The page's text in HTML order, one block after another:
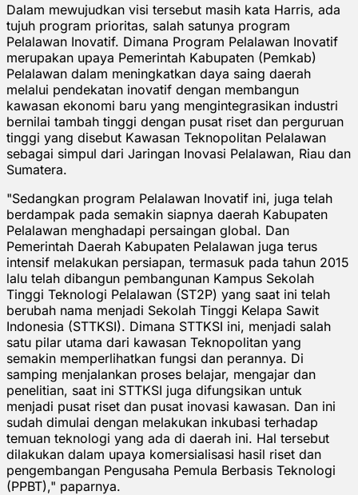
Dalam mewujudkan visi tersebut masih kata Harris, ada
tujuh program prioritas, salah satunya program
Pelalawan Inovatif. Dimana Program Pelalawan Inovatif
merupakan upaya Pemerintah Kabupaten (Pemkab)
Pelalawan dalam meningkatkan daya saing daerah
melalui pendekatan inovatif dengan membangun
kawasan ekonomi baru yang mengintegrasikan industri
bernilai tambah tinggi dengan pusat riset dan perguruan
tinggi yang disebut Kawasan Teknopolitan Pelalawan
sebagai simpul dari Jaringan Inovasi Pelalawan, Riau dan
Sumatera.
"Sedangkan program Pelalawan Inovatif ini, juga telah
berdampak pada semakin siapnya daerah Kabupaten
Pelalawan menghadapi persaingan global. Dan
Pemerintah Daerah Kabupaten Pelalawan juga terus
intensif melakukan persiapan, termasuk pada tahun 2015
lalu telah dibangun pembangunan Kampus Sekolah
Tinggi Teknologi Pelalawan (ST2P) yang saat ini telah
berubah nama menjadi Sekolah Tinggi Kelapa Sawit
Indonesia (STTKSI). Dimana STTKSI ini, menjadi salah
satu pilar utama dari kawasan Teknopolitan yang
semakin memperlihatkan fungsi dan perannya. Di
samping menjalankan proses belajar, mengajar dan
penelitian, saat ini STTKSI juga difungsikan untuk
menjadi pusat riset dan pusat inovasi kawasan. Dan ini
sudah dimulai dengan melakukan inkubasi terhadap
temuan teknologi yang ada di daerah ini. Hal tersebut
dilakukan dalam upaya komersialisasi hasil riset dan
pengembangan Pengusaha Pemula Berbasis Teknologi
(PPBT)," paparnya.